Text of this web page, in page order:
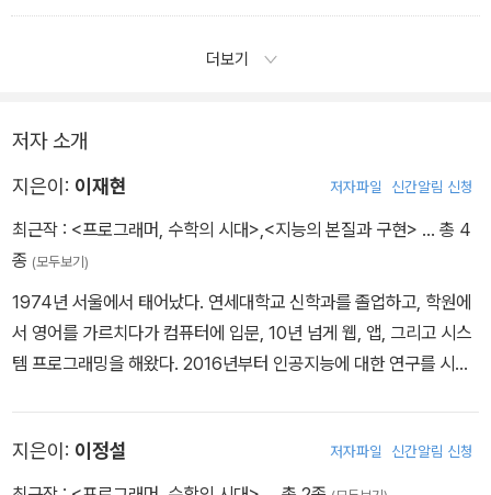
더보기
저자 소개
지은이: 이재현 저자파일 신간알림 신청
최근작 : <프로그래머, 수학의 시대>,<지능의 본질과 구현> … 총 4
종 (모두보기)
1974년 서울에서 태어났다. 연세대학교 신학과를 졸업하고, 학원에
서 영어를 가르치다가 컴퓨터에 입문, 10년 넘게 웹, 앱, 그리고 시스
템 프로그래밍을 해왔다. 2016년부터 인공지능에 대한 연구를 시작
이다. 현재 니마시니 알고리즘은 서울대, 대구경북과기원(DGIST)에
서 논문과 실용화를 위한 공동 연구를 진행하고 있다. 저서로는 [지능
지은이: 이정설 저자파일 신간알림 신청